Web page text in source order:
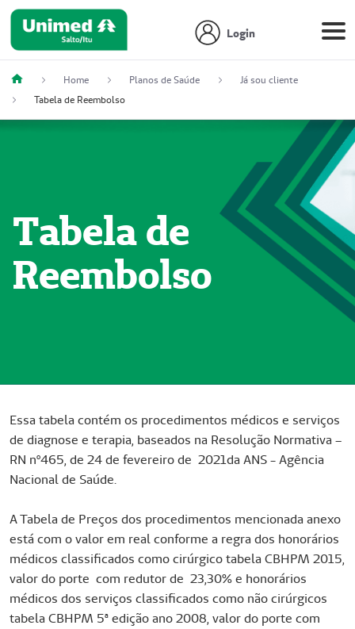
Login
Home Planos de Saúde
Já sou cliente
Tabela de Reembolso
Tabela de
Reembolso
Essa tabela contém os procedimentos médicos e serviços
de diagnose e terapia, baseados na Resolução Normativa –
RN nº465, de 24 de fevereiro de 2021da ANS - Agência
Nacional de Saúde.
A Tabela de Preços dos procedimentos mencionada anexo
está com o valor em real conforme a regra dos honorários
médicos classificados como cirúrgico tabela CBHPM 2015,
valor do porte com redutor de 23,30% e honorários
médicos dos serviços classificados como não cirúrgicos
tabela CBHPM 5ª edição ano 2008, valor do porte com